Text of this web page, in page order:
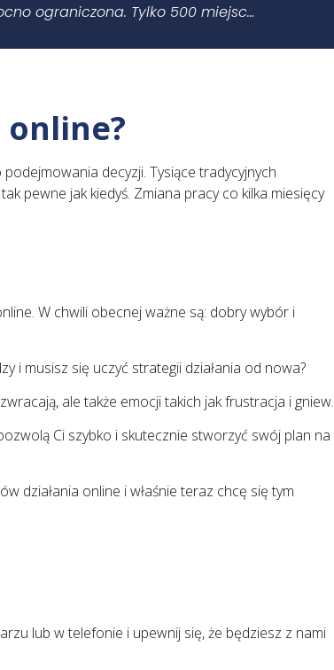
ograniczona. Tylko 500 miejsc…
decyzji. Tysiące tradycyjnych
pewne jak kiedyś. Zmiana pracy co kilka miesięcy
W chwili obecnej ważne są: dobry wybór i
i musisz się uczyć strategii działania od nowa?
ale także emocji takich jak frustracja i gniew.
Ci szybko i skutecznie stworzyć swój plan na
działania online i właśnie teraz chcę się tym
lub w telefonie i upewnij się, że będziesz z nami